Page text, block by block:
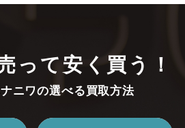
って安く買う！
ニワの選べる買取方法